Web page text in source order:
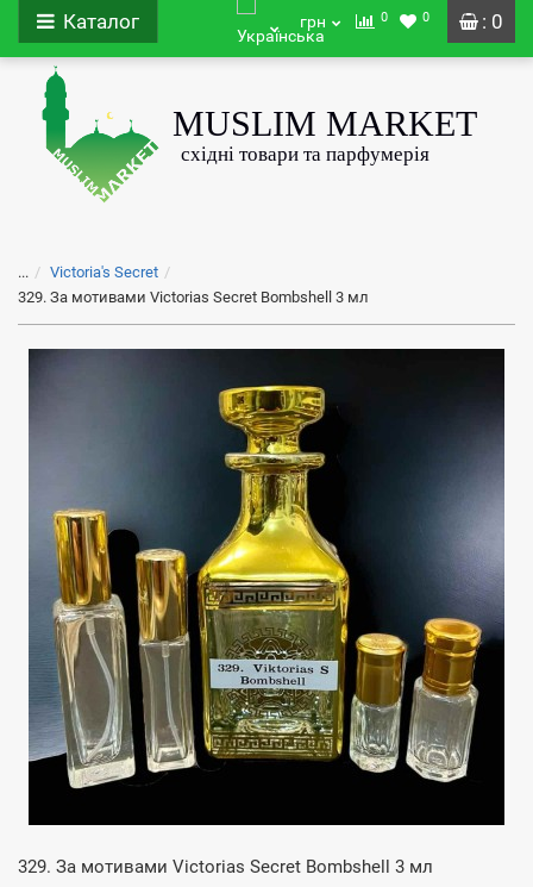
: 0
Каталог грн 0 0
...
Victoria's Secret
329. За мотивами Victorias Secret Bombshell 3 мл
329. За мотивами Victorias Secret Bombshell 3 мл